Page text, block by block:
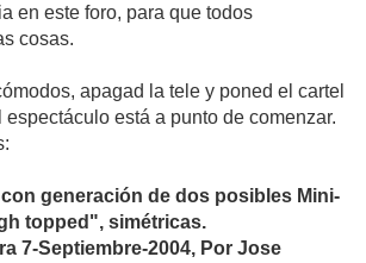
en este foro, para que todos
cosas.
apagad la tele y poned el cartel
espectáculo está a punto de comenzar.
generación de dos posibles Mini-
topped", simétricas.
7-Septiembre-2004, Por Jose